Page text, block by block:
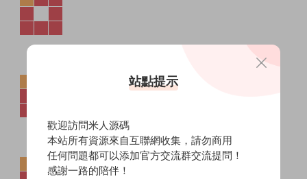
站點提示
歡迎訪問米人源碼
本站所有資源來自互聯網收集，請勿商用
任何問題都可以添加官方交流群交流提問！
感謝一路的陪伴！